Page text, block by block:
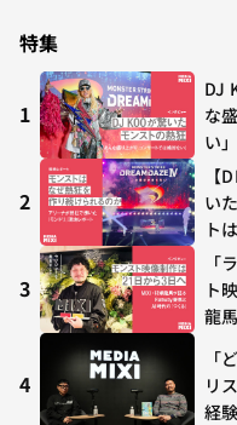
特集
1
DJ
な
い」
2
【
い
ト
ラ
や
集結
3
「
ト
龍
4
「
リ
経